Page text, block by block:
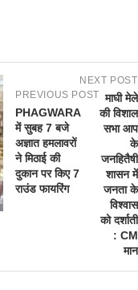
PREVIOUS POST
PHAGWARA
में सुबह 7 बजे
अज्ञात हमलावरों
ने मिठाई की
दुकान पर किए 7
राउंड फायरिंग
NEXT POST
माघी मेले
की विशाल
सभा आप
के
जनहितैषी
शासन में
जनता के
विश्वास
को दर्शाती
: CM
मान